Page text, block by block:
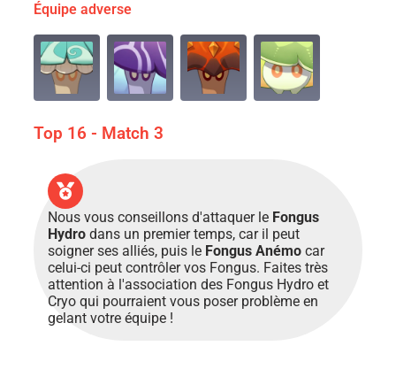
Équipe adverse
Top 16 - Match 3
Nous vous conseillons d'attaquer le Fongus
Hydro dans un premier temps, car il peut
soigner ses alliés, puis le Fongus Anémo car
celui-ci peut contrôler vos Fongus. Faites très
attention à l'association des Fongus Hydro et
Cryo qui pourraient vous poser problème en
gelant votre équipe !